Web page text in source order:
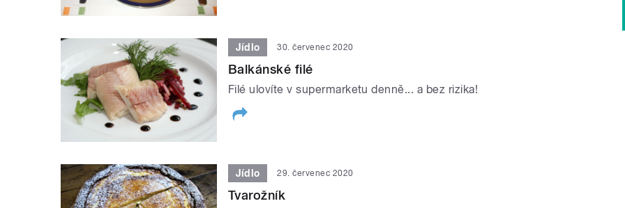
Jídlo 30. červenec 2020
Balkánské filé
Filé ulovíte v supermarketu denně... a bez rizika!
Jídlo 29. červenec 2020
Tvarožník